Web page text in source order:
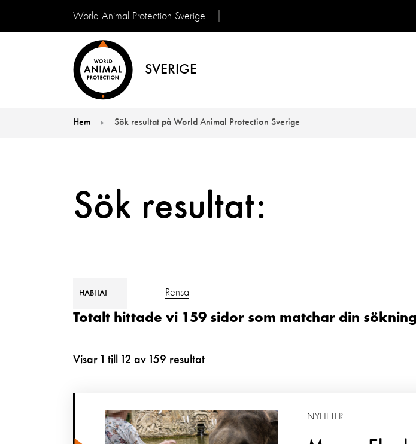
World Animal Protection Sverige
SVERIGE
Hem Sök resultat på World Animal Protection Sverige
Sök resultat:
HABITAT Rensa
Totalt hittade vi 159 sidor som matchar din
Visar 1 till 12 av 159 resultat
NYHETER